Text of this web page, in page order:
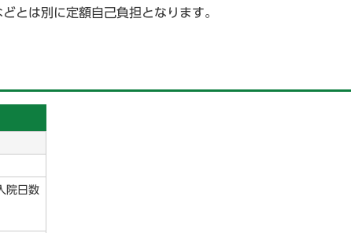
とは別に定額自己負担となります。
院日数